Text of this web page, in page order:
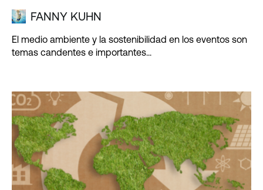
FANNY KUHN
El medio ambiente y la sostenibilidad en los eventos son
temas candentes e importantes...